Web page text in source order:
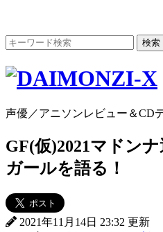
声優／アニソンレビュー＆CD
GF(仮)2021マドン
ガールを語る！
2021年11月14日 23:32 更